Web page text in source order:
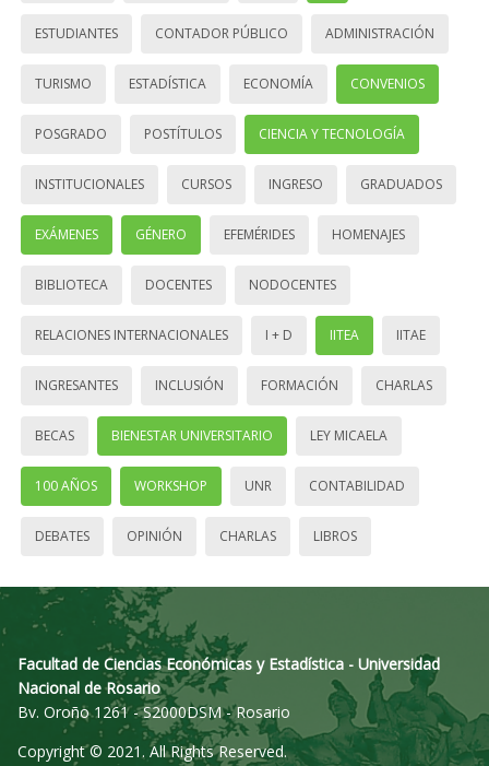
ESTUDIANTES CONTADOR PÚBLICO ADMINISTRACIÓN
TURISMO ESTADÍSTICA ECONOMÍA CONVENIOS
POSGRADO POSTÍTULOS CIENCIA Y TECNOLOGÍA
INSTITUCIONALES CURSOS INGRESO GRADUADOS
EXÁMENES GÉNERO EFEMÉRIDES HOMENAJES
BIBLIOTECA DOCENTES NODOCENTES
RELACIONES INTERNACIONALES I + D IITEA IITAE
INGRESANTES INCLUSIÓN FORMACIÓN CHARLAS
BECAS BIENESTAR UNIVERSITARIO LEY MICAELA
100 AÑOS WORKSHOP UNR CONTABILIDAD
DEBATES OPINIÓN CHARLAS LIBROS
Facultad de Ciencias Económicas y Estadística - Universidad
Nacional de Rosario
Bv. Oroño 1261 - S2000DSM - Rosario
Copyright © 2021. All Rights Reserved.